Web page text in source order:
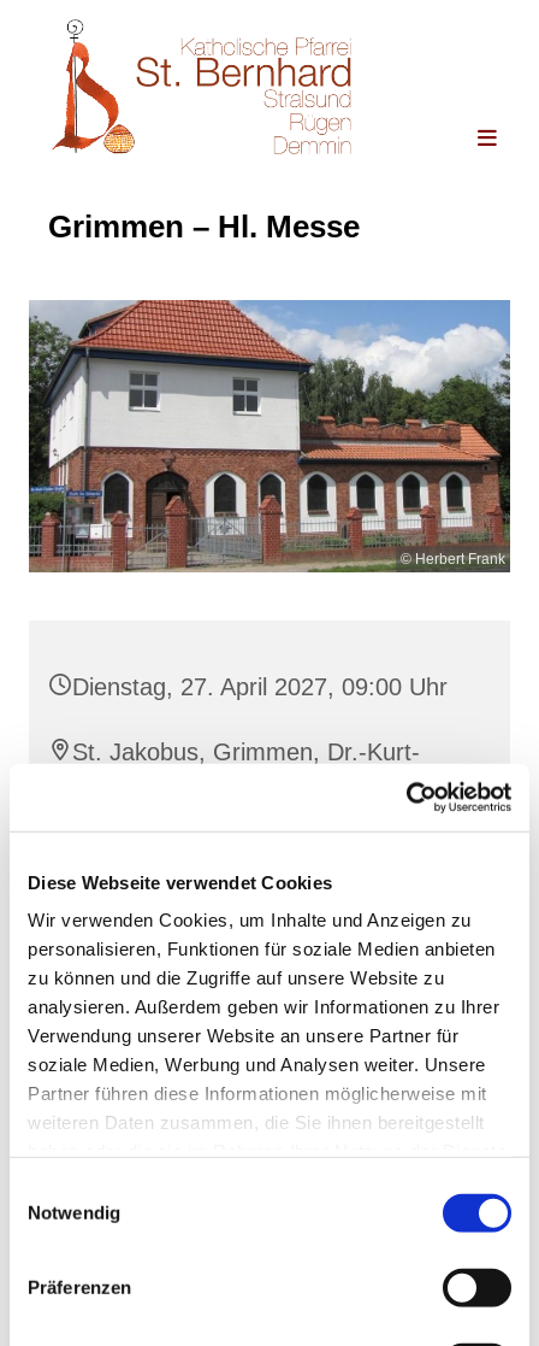
Diese Webseite verwendet Cookies
Wir verwenden Cookies, um Inhalte und Anzeigen zu
personalisieren, Funktionen für soziale Medien anbieten
zu können und die Zugriffe auf unsere Website zu
analysieren. Außerdem geben wir Informationen zu Ihrer
Verwendung unserer Website an unsere Partner für
soziale Medien, Werbung und Analysen weiter. Unsere
Partner führen diese Informationen möglicherweise mit
weiteren Daten zusammen, die Sie ihnen bereitgestellt
Notwendig
Präferenzen
Grimmen – Hl. Messe
© Herbert Frank
Dienstag, 27. April 2027, 09:00 Uhr
St. Jakobus, Grimmen, Dr.-Kurt-
Fischer-Straße 1, 18507 Grimmen